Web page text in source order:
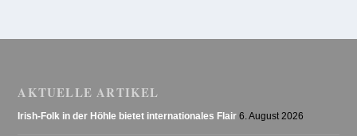
AKTUELLE ARTIKEL
Irish-Folk in der Höhle bietet internationales Flair 6. August 2026